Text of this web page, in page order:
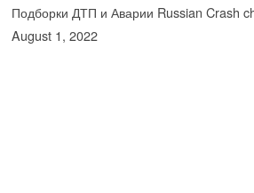
Подборки ДТП и Аварии Russian Crash
August 1, 2022